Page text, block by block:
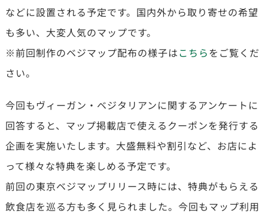
などに設置される予定です。国内外から取り寄せの希望
も多い、大変人気のマップです。
※前回制作のベジマップ配布の様子はこちらをご覧くだ
さい。
今回もヴィーガン・ベジタリアンに関するアンケートに
回答すると、マップ掲載店で使えるクーポンを発行する
企画を実施いたします。大盛無料や割引など、お店によ
って様々な特典を楽しめる予定です。
前回の東京ベジマップリリース時には、特典がもらえる
飲食店を巡る方も多く見られました。今回もマップ利用